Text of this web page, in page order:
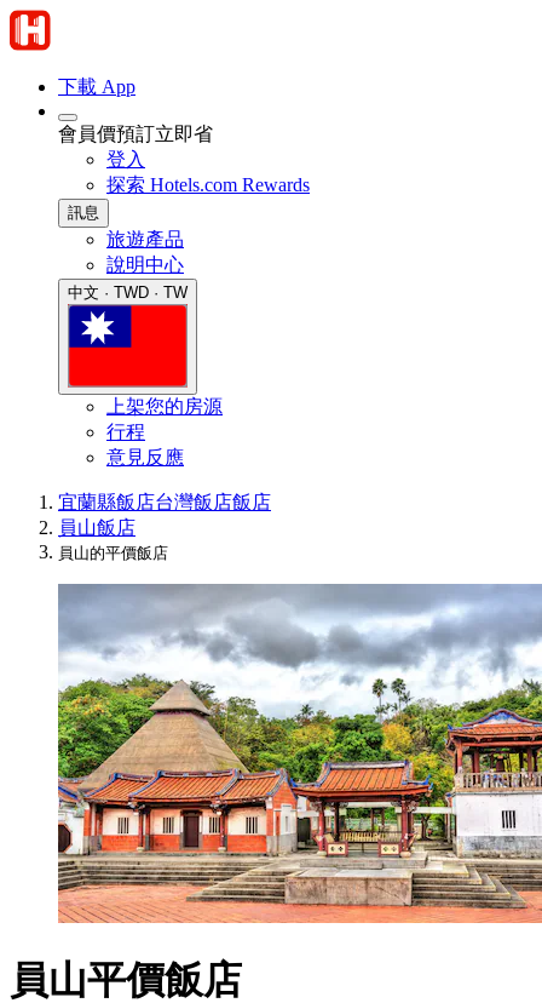
下載 App
會員價預訂立即省
登入
探索 Hotels.com Rewards
訊息
旅遊產品
說明中心
中文 · TWD · TW
上架您的房源
行程
意見反應
宜蘭縣飯店台灣飯店飯店
員山飯店
員山的平價飯店
員山平價飯店